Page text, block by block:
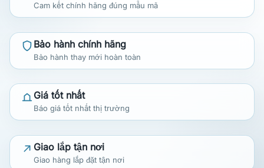
Cam kết chính hãng đúng mẫu mã
Bảo hành chính hãng
Bảo hành thay mới hoàn toàn
Giá tốt nhất
Báo giá tốt nhất thị trường
Giao lắp tận nơi
Giao hàng lắp đặt tận nơi